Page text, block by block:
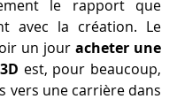
le rapport que
avec la création. Le
un jour acheter une
est, pour beaucoup,
vers une carrière dans